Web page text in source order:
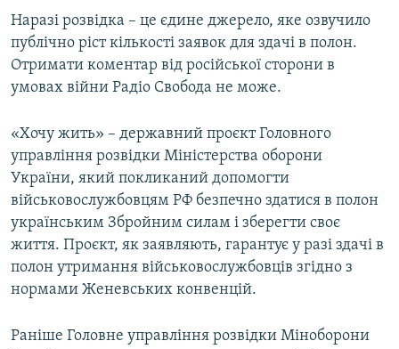
Наразі розвідка – це єдине джерело, яке озвучило
публічно ріст кількості заявок для здачі в полон.
Отримати коментар від російської сторони в
умовах війни Радіо Свобода не може.
«Хочу жить» – державний проєкт Головного
управління розвідки Міністерства оборони
України, який покликаний допомогти
військовослужбовцям РФ безпечно здатися в полон
українським Збройним силам і зберегти своє
життя. Проєкт, як заявляють, гарантує у разі здачі в
полон утримання військовослужбовців згідно з
нормами Женевських конвенцій.
Раніше Головне управління розвідки Міноборони